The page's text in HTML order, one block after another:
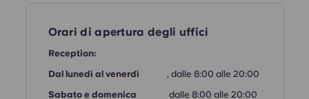
French
Portuguese
Orari di apertura degli uffici
Reception:
Dal lunedì al venerdì
, dalle 8:00 alle 20:00
Sabato e domenica
dalle 8:00 alle 20:00